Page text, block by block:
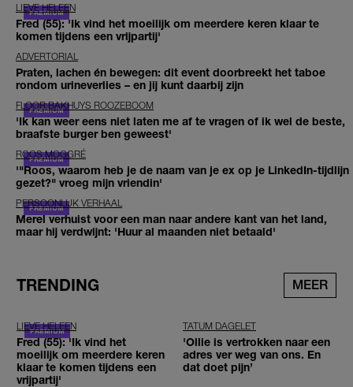
LIEVE HELEEN
Fred (55): 'Ik vind het moeilijk om meerdere keren klaar te
komen tijdens een vrijpartij'
ADVERTORIAL
Praten, lachen én bewegen: dit event doorbreekt het taboe
rondom urineverlies – en jij kunt daarbij zijn
FLOOR BAKHUYS ROOZEBOOM
'Ik kan weer eens niet laten me af te vragen of ik wel de beste,
braafste burger ben geweest'
ROOS MOGGRÉ
'"Roos, waarom heb je de naam van je ex op je LinkedIn-tijdlijn
gezet?" vroeg mijn vriendin'
PERSOONLIJK VERHAAL
Merel verhuist voor een man naar andere kant van het land,
maar hij verdwijnt: 'Huur al maanden niet betaald'
TRENDING MEER
LIEVE HELEEN
Fred (55): 'Ik vind het
moeilijk om meerdere keren
klaar te komen tijdens een
vrijpartij'
TATUM DAGELET
'Ollie is vertrokken naar een
adres ver weg van ons. En
dat doet pijn’